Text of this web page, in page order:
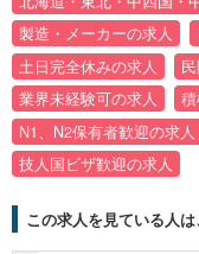
製造・メーカーの求人
土日完全休みの求人
業界未経験可の求人
N1、N2保有者歓迎の求人
技人国ビザ歓迎の求人
この求人を見ている人